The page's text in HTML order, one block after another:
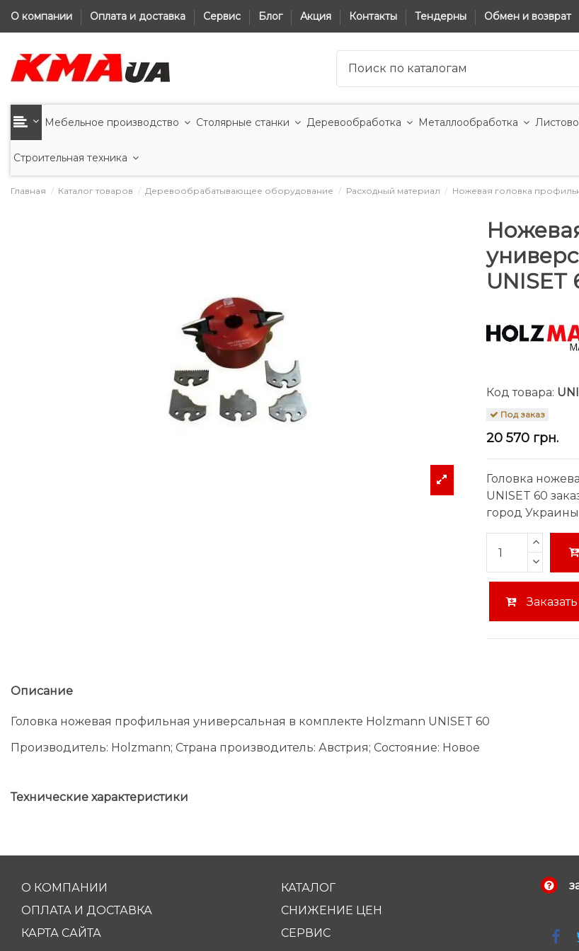
О компании Оплата и доставка Сервис Блог Акция Контакты Тендерны Обмен и возврат
Мебельное производство Столярные станки Деревообработка Металлообработка
Строительная техника
Главная Каталог товаров Деревообрабатывающее оборудование Расходный материал Ножевая головка
UNISET
Код товара:
Под заказ
20 570 грн.
Головка
UNISET 60
город
Описание
Головка ножевая профильная универсальная в комплекте Holzmann UNISET 60
Производитель: Holzmann; Страна производитель: Австрия; Состояние: Новое
Технические характеристики
О КОМПАНИИ
ОПЛАТА И ДОСТАВКА
КАРТА САЙТА
КАТАЛОГ
СНИЖЕНИЕ ЦЕН
СЕРВИС